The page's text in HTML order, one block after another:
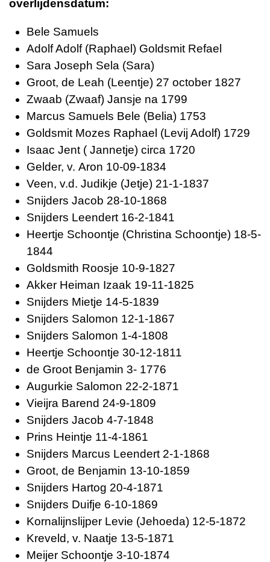
overlijdensdatum:
Bele Samuels
Adolf Adolf (Raphael) Goldsmit Refael
Sara Joseph Sela (Sara)
Groot, de Leah (Leentje) 27 october 1827
Zwaab (Zwaaf) Jansje na 1799
Marcus Samuels Bele (Belia) 1753
Goldsmit Mozes Raphael (Levij Adolf) 1729
Isaac Jent ( Jannetje) circa 1720
Gelder, v. Aron 10-09-1834
Veen, v.d. Judikje (Jetje) 21-1-1837
Snijders Jacob 28-10-1868
Snijders Leendert 16-2-1841
Heertje Schoontje (Christina Schoontje) 18-5-
1844
Goldsmith Roosje 10-9-1827
Akker Heiman Izaak 19-11-1825
Snijders Mietje 14-5-1839
Snijders Salomon 12-1-1867
Snijders Salomon 1-4-1808
Heertje Schoontje 30-12-1811
de Groot Benjamin 3- 1776
Augurkie Salomon 22-2-1871
Vieijra Barend 24-9-1809
Snijders Jacob 4-7-1848
Prins Heintje 11-4-1861
Snijders Marcus Leendert 2-1-1868
Groot, de Benjamin 13-10-1859
Snijders Hartog 20-4-1871
Snijders Duifje 6-10-1869
Kornalijnslijper Levie (Jehoeda) 12-5-1872
Kreveld, v. Naatje 13-5-1871
Meijer Schoontje 3-10-1874